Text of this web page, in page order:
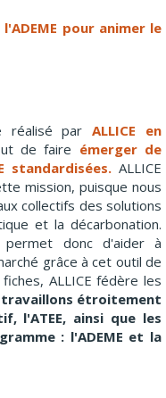
pour animer le
réalisé par ALLICE en
de faire émerger de
standardisées. ALLICE
mission, puisque nous
collectifs des solutions
et la décarbonation.
permet donc d'aider à
grâce à cet outil de
ALLICE fédère les
travaillons étroitement
l'ATEE, ainsi que les
: l'ADEME et la